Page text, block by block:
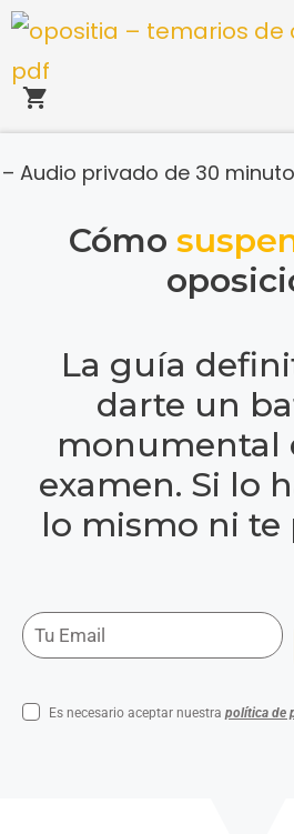
Saltar
contenido
– Audio privado de 30
Cómo
La guía
darte un
monumental
examen. Si lo
lo mismo ni te
Es necesario aceptar nuestra política de